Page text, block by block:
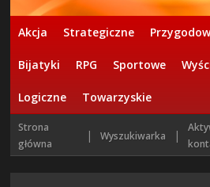
Akcja Strategiczne
Bijatyki RPG Sportowe
Logiczne Towarzyskie
Strona
główna
| Wyszukiwarka |